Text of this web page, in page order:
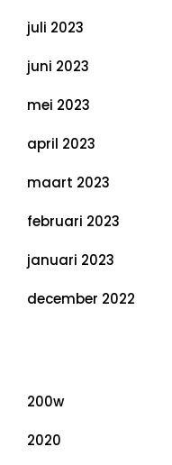
juli 2023
juni 2023
mei 2023
april 2023
maart 2023
februari 2023
januari 2023
december 2022
200w
2020